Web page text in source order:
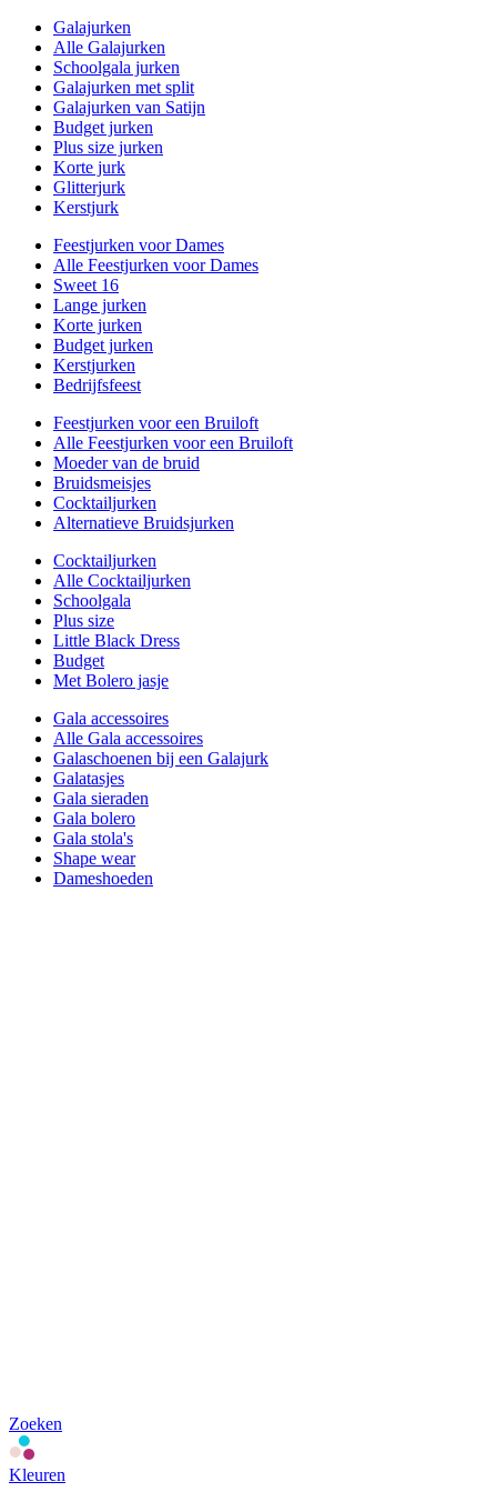
Galajurken
Alle Galajurken
Schoolgala jurken
Galajurken met split
Galajurken van Satijn
Budget jurken
Plus size jurken
Korte jurk
Glitterjurk
Kerstjurk
Feestjurken voor Dames
Alle Feestjurken voor Dames
Sweet 16
Lange jurken
Korte jurken
Budget jurken
Kerstjurken
Bedrijfsfeest
Feestjurken voor een Bruiloft
Alle Feestjurken voor een Bruiloft
Moeder van de bruid
Bruidsmeisjes
Cocktailjurken
Alternatieve Bruidsjurken
Cocktailjurken
Alle Cocktailjurken
Schoolgala
Plus size
Little Black Dress
Budget
Met Bolero jasje
Gala accessoires
Alle Gala accessoires
Galaschoenen bij een Galajurk
Galatasjes
Gala sieraden
Gala bolero
Gala stola's
Shape wear
Dameshoeden
Zoeken
Kleuren